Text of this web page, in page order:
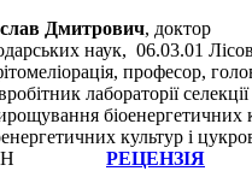
Дмитрович, доктор
наук, 06.03.01
професор,
лабораторії селекції
біоенергетичних
культур і
НААН РЕЦЕНЗІЯ